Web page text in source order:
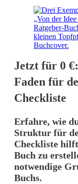
Jetzt für 0
Faden für
Checkliste
Erfahre, wie
Struktur für
Checkliste
Buch zu
notwendige
Buchs.